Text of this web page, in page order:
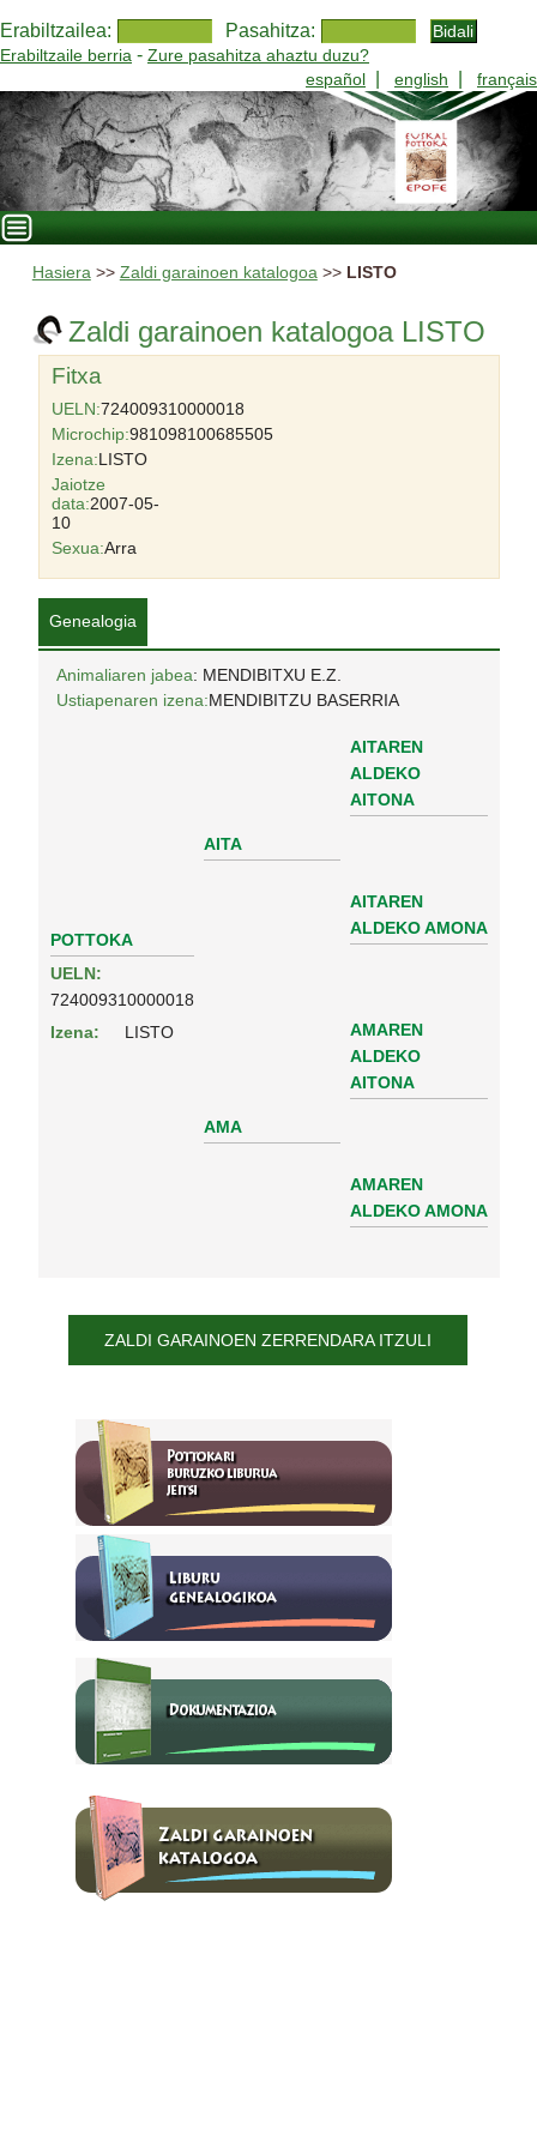
Erabiltzailea: Pasahitza:
Erabiltzaile berria - Zure pasahitza ahaztu duzu?
español
english français
Hasiera>> Zaldi garainoen katalogoa>> LISTO
Zaldi garainoen katalogoa LISTO
Fitxa
UELN:724009310000018
Microchip:981098100685505
Izena:LISTO
Jaiotze
data:2007-05-
10
Sexua:Arra
Genealogia
Animaliaren jabea: MENDIBITXU E.Z.
Ustiapenaren izena:MENDIBITZU BASERRIA
POTTOKA
UELN:
724009310000018
Izena:
LISTO
AITA
AITAREN
ALDEKO
AITONA
AITAREN
ALDEKO AMONA
AMA
AMAREN
ALDEKO
AITONA
AMAREN
ALDEKO AMONA
ZALDI GARAINOEN ZERRENDARA ITZULI